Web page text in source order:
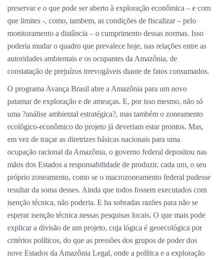
preservar e o que pode ser aberto à exploração econômica – e com
que limites -, como, tambem, as condições de fiscalizar – pelo
monitoramento a distância – o cumprimento dessas normas. Isso
poderia mudar o quadro que prevalece hoje, nas relações entre as
autoridades ambientais e os ocupantes da Amazônia, de
constatação de prejuízos irrevogáveis diante de fatos consumados.
O programa Avança Brasil abre a Amazônia para um novo
patamar de exploração e de ameaças. E, por isso mesmo, não só
uma ?análise ambiental estratégica?, mas também o zoneamento
ecológico-econômico do projeto já deveriam estar prontos. Mas,
em vez de traçar as diretrizes básicas nacionais para uma
ocupação racional da Amazônia, o governo federal depositou nas
mãos dos Estados a responsabilidade de produzir, cada um, o seu
próprio zoneamento, como se o macrozoneamento federal pudesse
resultar da soma desses. Ainda que todos fossem executados com
isenção técnica, não poderia. E ha sobradas razões para não se
esperar isenção técnica nessas pesquisas locais. O que mais pode
explicar a divisão de um projeto, cuja lógica é geoecológica por
critérios políticos, do que as pressões dos grupos de poder dos
nove Estados da Amazônia Legal, onde a política e a exploração